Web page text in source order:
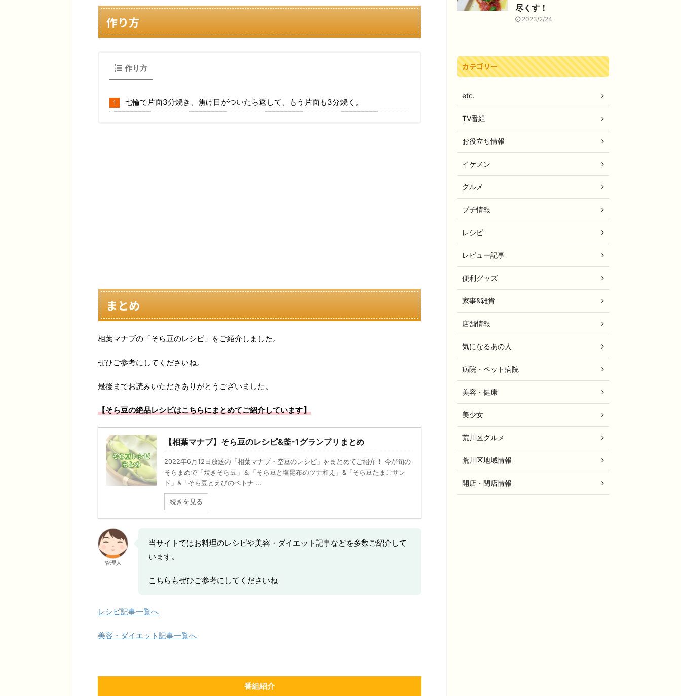
作り方
作り方
七輪で片面3分焼き、焦げ目がついたら返して、もう片面も3分焼く。
まとめ
相葉マナブの「そら豆のレシピ」をご紹介しました。
ぜひご参考にしてくださいね。
最後までお読みいただきありがとうございました。
【そら豆の絶品レシピはこちらにまとめてご紹介しています】
【相葉マナブ】そら豆のレシピ&釜-1グランプリまとめ
2022年6月12日放送の「相葉マナブ・空豆のレシピ」をまとめてご紹介！ 今が旬の
そらまめで「焼きそら豆」＆「そら豆と塩昆布のツナ和え」&「そら豆たまごサン
ド」&「そら豆とえびのベトナ ...
続きを見る
管理人
当サイトではお料理のレシピや美容・ダイエット記事などを多数ご紹介して
います。
こちらもぜひご参考にしてくださいね
レシピ記事一覧へ
美容・ダイエット記事一覧へ
番組紹介
尽くす！
2023/2/24
カテゴリー
etc.
TV番組
お役立ち情報
イケメン
グルメ
プチ情報
レシピ
レビュー記事
便利グッズ
家事&雑貨
店舗情報
気になるあの人
病院・ペット病院
美容・健康
美少女
荒川区グルメ
荒川区地域情報
開店・閉店情報